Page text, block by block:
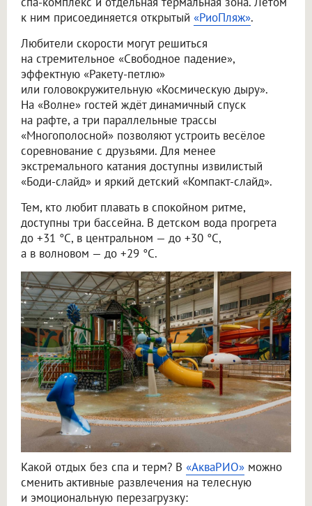
к ним присоединяется открытый «РиоПляж».
Любители скорости могут решиться
на стремительное «Свободное падение»,
эффектную «Ракету-петлю»
или головокружительную «Космическую дыру».
На «Волне» гостей ждёт динамичный спуск
на рафте, а три параллельные трассы
«Многополосной» позволяют устроить весёлое
соревнование с друзьями. Для менее
экстремального катания доступны извилистый
«Боди-слайд» и яркий детский «Компакт-слайд».
Тем, кто любит плавать в спокойном ритме,
доступны три бассейна. В детском вода прогрета
до +31 °C, в центральном — до +30 °C,
а в волновом — до +29 °C.
Какой отдых без спа и терм? В «АкваРИО» можно
сменить активные развлечения на телесную
и эмоциональную перезагрузку: